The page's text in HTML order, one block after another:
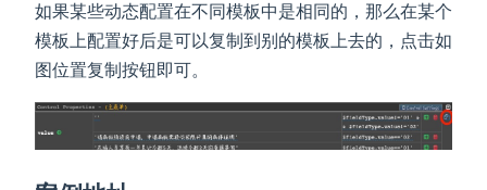
如果某些动态配置在不同模板中是相同的，那么在某个
模板上配置好后是可以复制到别的模板上去的，点击如
图位置复制按钮即可。